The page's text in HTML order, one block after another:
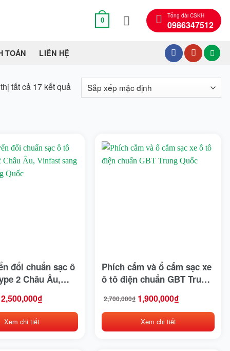
0
Tổng đài CSKH
0986347512
TOÁN LIÊN HỆ
tất cả 17 kết quả
đổi chuẩn sạc ô
2 Châu Âu,
2,500,000₫
Xem chi tiết
Phích cắm và ổ cắm sạc xe
ô tô điện chuẩn GBT Trung
2,700,000₫
Giá
là:
1,900,000₫
Giá
tại
1,900,000₫.
Xem chi tiết